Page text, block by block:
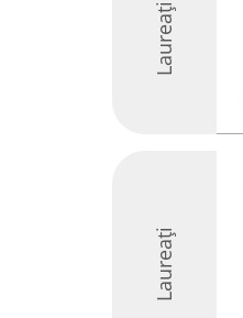
Laureați
Laureați